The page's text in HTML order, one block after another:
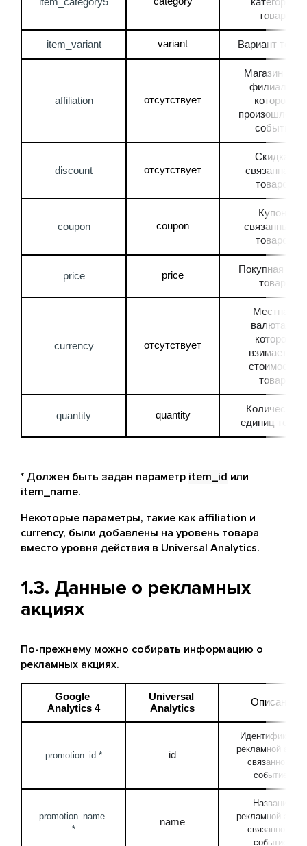
товара
item_variant variant Вариант
affiliation отсутствует
Магазин или
филиал, в
котором
произошло
событие
discount отсутствует
Скидка,
связанная с
товаром
coupon coupon
Купон,
связанный с
товаром
price price
Покупная
товара
currency отсутствует
Местная
валюта, в
которой
взимается
стоимость
товара
quantity quantity
Количество
единиц
* Должен быть задан параметр item_id или
item_name.
Некоторые параметры, такие как affiliation и
currency, были добавлены на уровень товара
вместо уровня действия в Universal Analytics.
1.3. Данные о рекламных
акциях
По-прежнему можно собирать информацию о
рекламных акциях.
Google
Analytics 4
Universal
Analytics
Описание
promotion_id * id
Идентификатор
рекламной
связанной с
событием
promotion_name
*
name
Название
рекламной
связанной с
событием